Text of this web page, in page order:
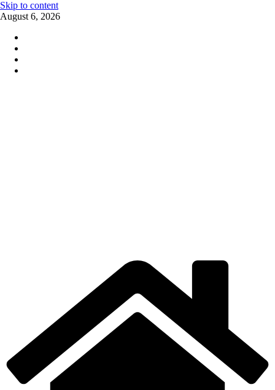
Skip to content
August 6, 2026